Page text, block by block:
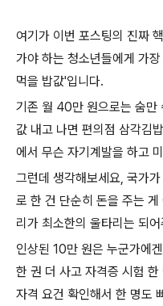
여기가 이번 포스팅의 진짜
가야 하는 청소년들에게 가
먹을 밥값'입니다.
기존 월 40만 원으로는 숨만
값 내고 나면 편의점 삼각김
에서 무슨 자기계발을 하고
그런데 생각해보세요, 국가
로 한 건 단순히 돈을 주는
리가 최소한의 울타리는 되
인상된 10만 원은 누군가에
한 권 더 사고 자격증 시험
자격 요건 확인해서 한 명도